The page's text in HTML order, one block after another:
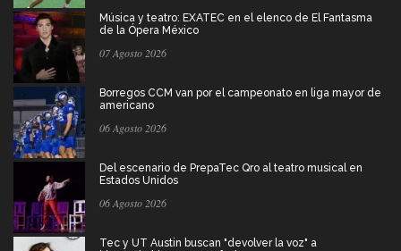
Música y teatro: EXATEC en el elenco de El Fantasma
de la Ópera México
07 Agosto 2026
Borregos CCM van por el campeonato en liga mayor de
americano
06 Agosto 2026
Del escenario de PrepaTec Qro al teatro musical en
Estados Unidos
06 Agosto 2026
Tec y UT Austin buscan "devolver la voz" a